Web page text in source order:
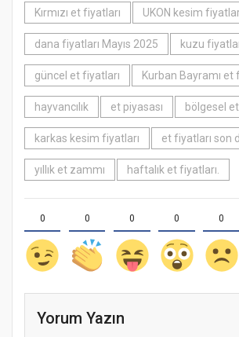
Kırmızı et fiyatları
UKON kesim
dana fiyatları Mayıs 2025 kuzu
güncel et fiyatları Kurban Bayramı et
hayvancılık et piyasası bölgesel
karkas kesim fiyatları et fiyatları son
yıllık et zammı haftalık et fiyatları.
0 0 0 0 0
Yorum Yazın